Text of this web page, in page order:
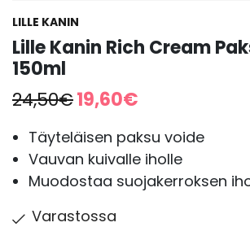
LILLE KANIN
Lille Kanin Rich Cream
150ml
24,50€ Alkuperäinen
hinta
oli:
24,50€.
19,60€
on:
19,60€.
Täyteläisen paksu voide
Vauvan kuivalle iholle
Muodostaa suojakerroksen
Varastossa